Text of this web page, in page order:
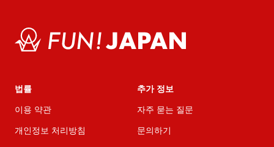
법률
이용 약관
개인정보 처리방침
추가 정보
자주 묻는 질문
문의하기